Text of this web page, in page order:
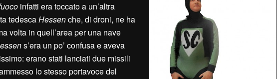
infatti era toccato a un’altra
tedescaHessenche, di droni, ne ha
volta in quell’area per una nave
s’era un po’ confusa e aveva
erano stati lanciati due missili
lo stesso portavoce del